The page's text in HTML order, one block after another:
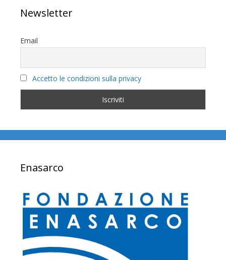
Newsletter
Email
Accetto le condizioni sulla privacy
Enasarco